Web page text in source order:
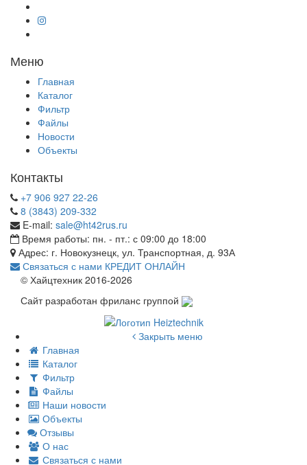
Меню
Главная
Каталог
Фильтр
Файлы
Новости
Объекты
Контакты
+7 906 927 22-26
8 (3843) 209-332
E-mail: sale@ht42rus.ru
Время работы: пн. - пт.: с 09:00 до 18:00
Адрес: г. Новокузнецк, ул. Транспортная, д. 93А
Связаться с нами КРЕДИТ ОНЛАЙН
© Хайцтехник 2016-2026
Сайт разработан фриланс группой
Закрыть меню
Главная
Каталог
Фильтр
Файлы
Наши новости
Объекты
Отзывы
О нас
Связаться с нами